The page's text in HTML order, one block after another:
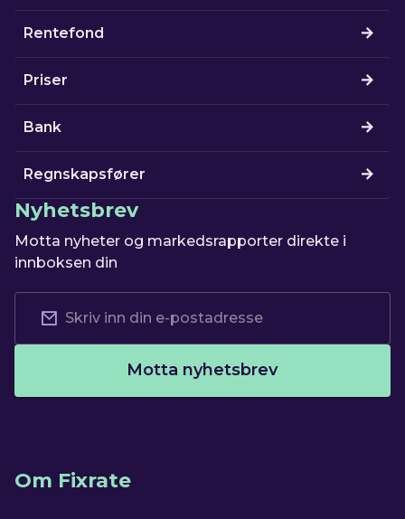
Rentefond
Priser
Bank
Regnskapsfører
Nyhetsbrev
Motta nyheter og markedsrapporter direkte i
innboksen din
Motta nyhetsbrev
Om Fixrate